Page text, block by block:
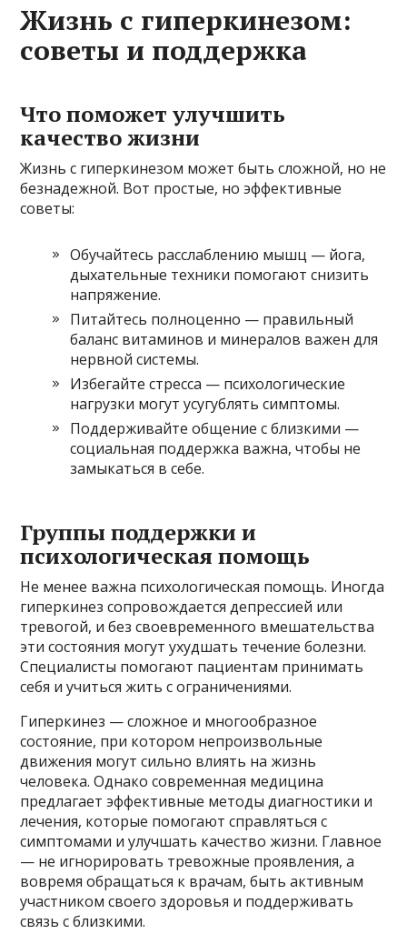
Жизнь с гиперкинезом:
советы и поддержка
Что поможет улучшить
качество жизни
Жизнь с гиперкинезом может быть сложной, но не
безнадежной. Вот простые, но эффективные
советы:
Обучайтесь расслаблению мышц — йога,
дыхательные техники помогают снизить
напряжение.
Питайтесь полноценно — правильный
баланс витаминов и минералов важен для
нервной системы.
Избегайте стресса — психологические
нагрузки могут усугублять симптомы.
Поддерживайте общение с близкими —
социальная поддержка важна, чтобы не
замыкаться в себе.
Группы поддержки и
психологическая помощь
Не менее важна психологическая помощь. Иногда
гиперкинез сопровождается депрессией или
тревогой, и без своевременного вмешательства
эти состояния могут ухудшать течение болезни.
Специалисты помогают пациентам принимать
себя и учиться жить с ограничениями.
Гиперкинез — сложное и многообразное
состояние, при котором непроизвольные
движения могут сильно влиять на жизнь
человека. Однако современная медицина
предлагает эффективные методы диагностики и
лечения, которые помогают справляться с
симптомами и улучшать качество жизни. Главное
— не игнорировать тревожные проявления, а
вовремя обращаться к врачам, быть активным
участником своего здоровья и поддерживать
связь с близкими.